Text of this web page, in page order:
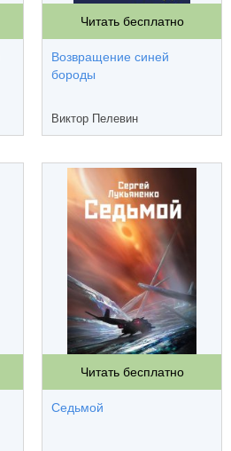
Читать бесплатно
Возвращение синей
бороды
Виктор Пелевин
Читать бесплатно
Седьмой